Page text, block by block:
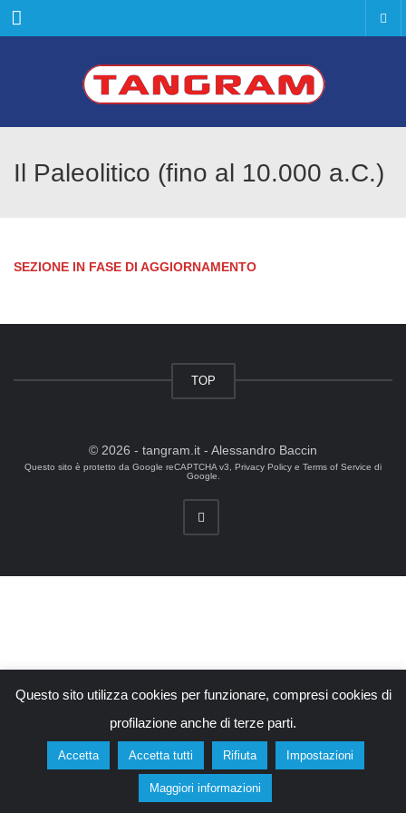
Menu
Il Paleolitico (fino al 10.000 a.C.)
SEZIONE IN FASE DI AGGIORNAMENTO
TOP
© 2026 - tangram.it - Alessandro Baccin
Questo sito è protetto da Google reCAPTCHA v3, Privacy Policy e Terms of Service di
Google.
Questo sito utilizza cookies per funzionare, compresi cookies di
profilazione anche di terze parti.
Accetta Accetta tutti Rifiuta Impostazioni
Maggiori informazioni